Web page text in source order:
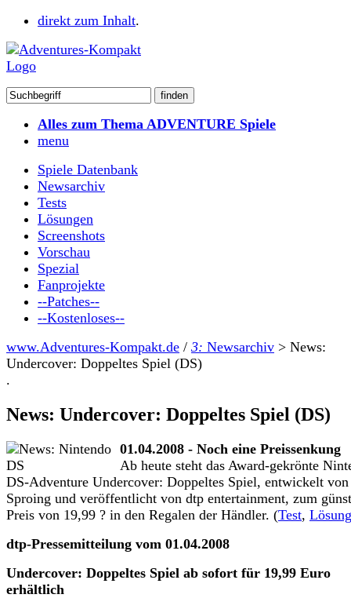
direkt zum Inhalt.
Alles zum Thema ADVENTURE Spiele
menu
Spiele Datenbank
Newsarchiv
Tests
Lösungen
Screenshots
Vorschau
Spezial
Fanprojekte
--Patches--
--Kostenloses--
www.Adventures-Kompakt.de / 3: Newsarchiv > News:
Undercover: Doppeltes Spiel (DS)
.
News: Undercover: Doppeltes Spiel (DS)
01.04.2008 - Noch eine Preissenkung
Ab heute steht das Award-gekrönte
DS-Adventure Undercover: Doppeltes Spiel, entwickelt von
Sproing und veröffentlicht von dtp entertainment, zum
Preis von 19,99 ? in den Regalen der Händler. (Test, Lösung
dtp-Pressemitteilung vom 01.04.2008
Undercover: Doppeltes Spiel ab sofort für 19,99 Euro
erhältlich